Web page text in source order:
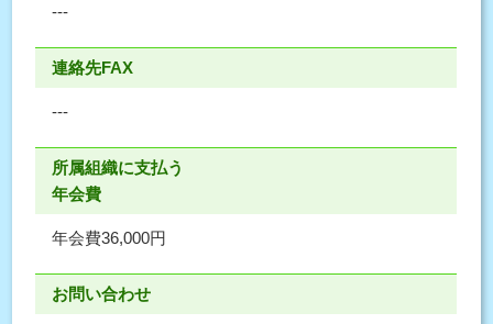
---
連絡先FAX
---
所属組織に支払う
年会費
年会費36,000円
お問い合わせ